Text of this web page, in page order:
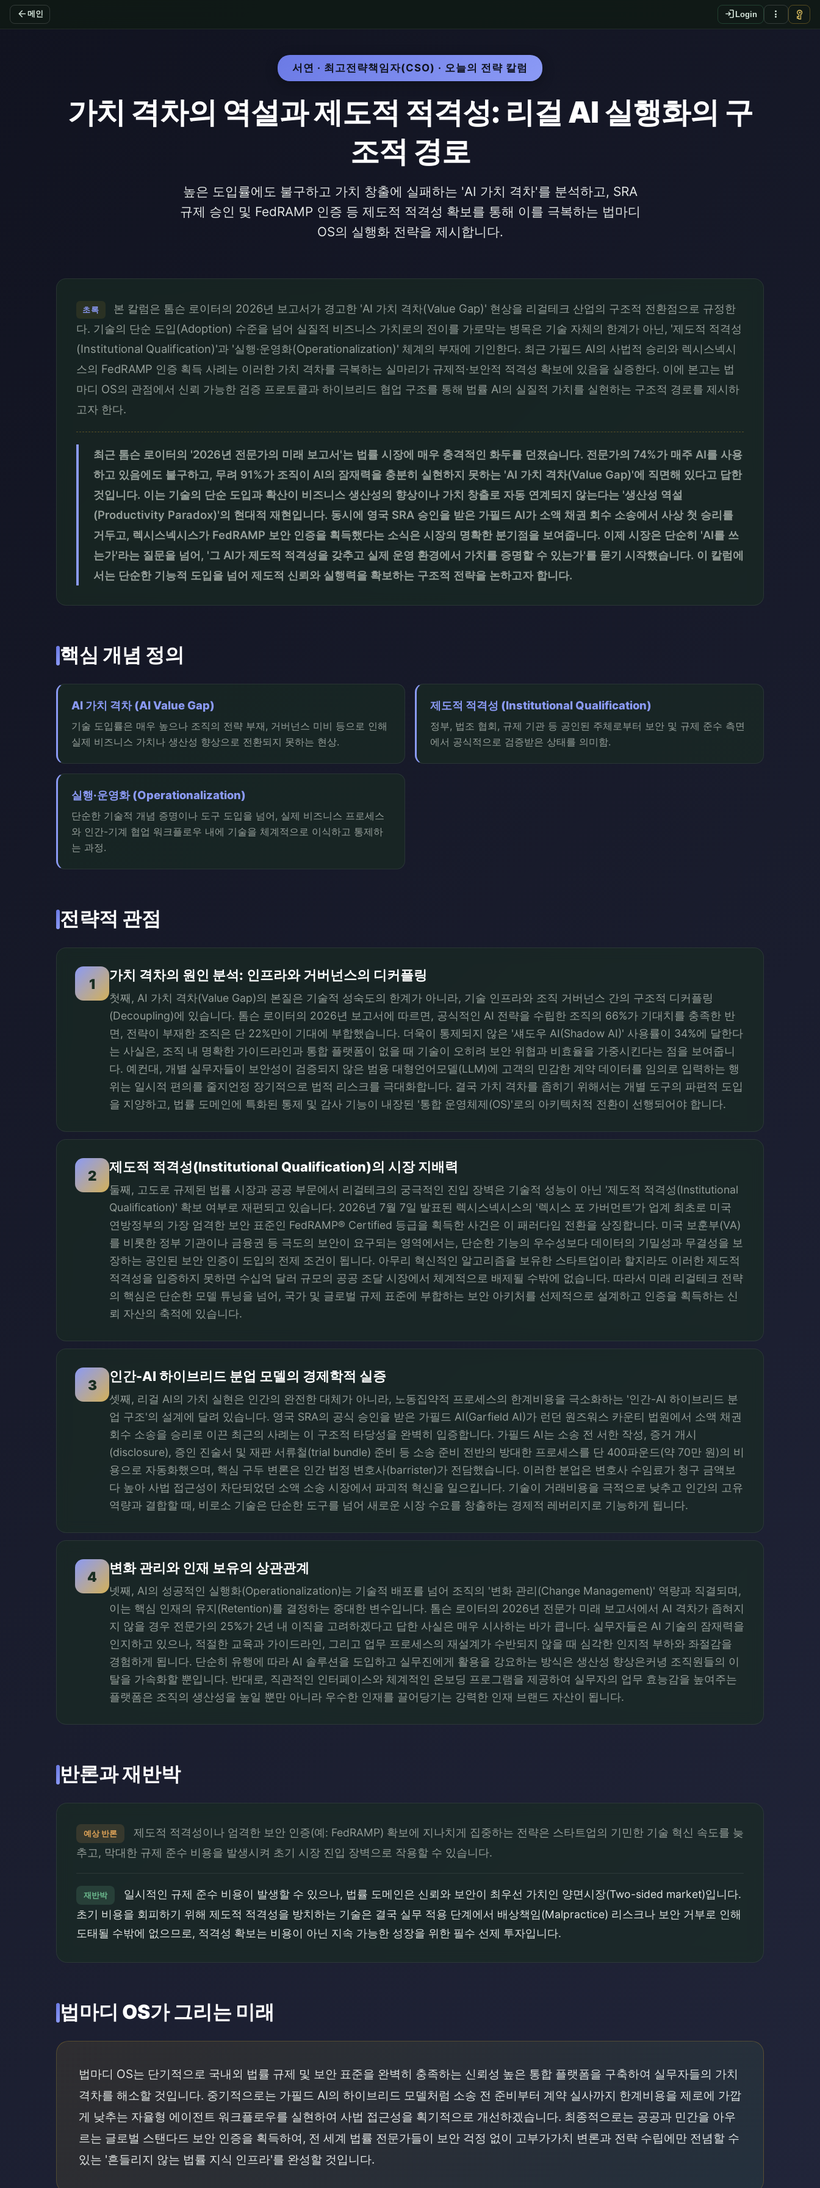
arrow_back 메인 login Login more_vert vpn_key
서연 · 최고전략책임자(CSO) · 오늘의 전략 칼럼
가치 격차의 역설과 제도적 적격성: 리걸 AI 실행화의 구
조적 경로
높은 도입률에도 불구하고 가치 창출에 실패하는 'AI 가치 격차'를 분석하고, SRA
규제 승인 및 FedRAMP 인증 등 제도적 적격성 확보를 통해 이를 극복하는 법마디
OS의 실행화 전략을 제시합니다.
초록
본 칼럼은 톰슨 로이터의 2026년 보고서가 경고한 'AI 가치 격차(Value Gap)' 현상을 리걸테크 산업의 구조적 전환점으로 규정한
다. 기술의 단순 도입(Adoption) 수준을 넘어 실질적 비즈니스 가치로의 전이를 가로막는 병목은 기술 자체의 한계가 아닌, '제도적 적격성
(Institutional Qualification)'과 '실행·운영화(Operationalization)' 체계의 부재에 기인한다. 최근 가필드 AI의 사법적 승리와 렉시스넥시
스의 FedRAMP 인증 획득 사례는 이러한 가치 격차를 극복하는 실마리가 규제적·보안적 적격성 확보에 있음을 실증한다. 이에 본고는 법
마디 OS의 관점에서 신뢰 가능한 검증 프로토콜과 하이브리드 협업 구조를 통해 법률 AI의 실질적 가치를 실현하는 구조적 경로를 제시하
고자 한다.
최근 톰슨 로이터의 '2026년 전문가의 미래 보고서'는 법률 시장에 매우 충격적인 화두를 던졌습니다. 전문가의 74%가 매주 AI를 사용
하고 있음에도 불구하고, 무려 91%가 조직이 AI의 잠재력을 충분히 실현하지 못하는 'AI 가치 격차(Value Gap)'에 직면해 있다고 답한
것입니다. 이는 기술의 단순 도입과 확산이 비즈니스 생산성의 향상이나 가치 창출로 자동 연계되지 않는다는 '생산성 역설
(Productivity Paradox)'의 현대적 재현입니다. 동시에 영국 SRA 승인을 받은 가필드 AI가 소액 채권 회수 소송에서 사상 첫 승리를
거두고, 렉시스넥시스가 FedRAMP 보안 인증을 획득했다는 소식은 시장의 명확한 분기점을 보여줍니다. 이제 시장은 단순히 'AI를 쓰
는가'라는 질문을 넘어, '그 AI가 제도적 적격성을 갖추고 실제 운영 환경에서 가치를 증명할 수 있는가'를 묻기 시작했습니다. 이 칼럼에
서는 단순한 기능적 도입을 넘어 제도적 신뢰와 실행력을 확보하는 구조적 전략을 논하고자 합니다.
핵심 개념 정의
AI 가치 격차 (AI Value Gap)
기술 도입률은 매우 높으나 조직의 전략 부재, 거버넌스 미비 등으로 인해
실제 비즈니스 가치나 생산성 향상으로 전환되지 못하는 현상.
제도적 적격성 (Institutional Qualification)
정부, 법조 협회, 규제 기관 등 공인된 주체로부터 보안 및 규제 준수 측면
에서 공식적으로 검증받은 상태를 의미함.
실행·운영화 (Operationalization)
단순한 기술적 개념 증명이나 도구 도입을 넘어, 실제 비즈니스 프로세스
와 인간-기계 협업 워크플로우 내에 기술을 체계적으로 이식하고 통제하
는 과정.
전략적 관점
1
가치 격차의 원인 분석: 인프라와 거버넌스의 디커플링
첫째, AI 가치 격차(Value Gap)의 본질은 기술적 성숙도의 한계가 아니라, 기술 인프라와 조직 거버넌스 간의 구조적 디커플링
(Decoupling)에 있습니다. 톰슨 로이터의 2026년 보고서에 따르면, 공식적인 AI 전략을 수립한 조직의 66%가 기대치를 충족한 반
면, 전략이 부재한 조직은 단 22%만이 기대에 부합했습니다. 더욱이 통제되지 않은 '섀도우 AI(Shadow AI)' 사용률이 34%에 달한다
는 사실은, 조직 내 명확한 가이드라인과 통합 플랫폼이 없을 때 기술이 오히려 보안 위협과 비효율을 가중시킨다는 점을 보여줍니
다. 예컨대, 개별 실무자들이 보안성이 검증되지 않은 범용 대형언어모델(LLM)에 고객의 민감한 계약 데이터를 임의로 입력하는 행
위는 일시적 편의를 줄지언정 장기적으로 법적 리스크를 극대화합니다. 결국 가치 격차를 좁히기 위해서는 개별 도구의 파편적 도입
을 지양하고, 법률 도메인에 특화된 통제 및 감사 기능이 내장된 '통합 운영체제(OS)'로의 아키텍처적 전환이 선행되어야 합니다.
2
제도적 적격성(Institutional Qualification)의 시장 지배력
둘째, 고도로 규제된 법률 시장과 공공 부문에서 리걸테크의 궁극적인 진입 장벽은 기술적 성능이 아닌 '제도적 적격성(Institutional
Qualification)' 확보 여부로 재편되고 있습니다. 2026년 7월 7일 발표된 렉시스넥시스의 '렉시스 포 가버먼트'가 업계 최초로 미국
연방정부의 가장 엄격한 보안 표준인 FedRAMP® Certified 등급을 획득한 사건은 이 패러다임 전환을 상징합니다. 미국 보훈부(VA)
를 비롯한 정부 기관이나 금융권 등 극도의 보안이 요구되는 영역에서는, 단순한 기능의 우수성보다 데이터의 기밀성과 무결성을 보
장하는 공인된 보안 인증이 도입의 전제 조건이 됩니다. 아무리 혁신적인 알고리즘을 보유한 스타트업이라 할지라도 이러한 제도적
적격성을 입증하지 못하면 수십억 달러 규모의 공공 조달 시장에서 체계적으로 배제될 수밖에 없습니다. 따라서 미래 리걸테크 전략
의 핵심은 단순한 모델 튜닝을 넘어, 국가 및 글로벌 규제 표준에 부합하는 보안 아키처를 선제적으로 설계하고 인증을 획득하는 신
뢰 자산의 축적에 있습니다.
3
인간-AI 하이브리드 분업 모델의 경제학적 실증
셋째, 리걸 AI의 가치 실현은 인간의 완전한 대체가 아니라, 노동집약적 프로세스의 한계비용을 극소화하는 '인간-AI 하이브리드 분
업 구조'의 설계에 달려 있습니다. 영국 SRA의 공식 승인을 받은 가필드 AI(Garfield AI)가 런던 원즈워스 카운티 법원에서 소액 채권
회수 소송을 승리로 이끈 최근의 사례는 이 구조적 타당성을 완벽히 입증합니다. 가필드 AI는 소송 전 서한 작성, 증거 개시
(disclosure), 증인 진술서 및 재판 서류철(trial bundle) 준비 등 소송 준비 전반의 방대한 프로세스를 단 400파운드(약 70만 원)의 비
용으로 자동화했으며, 핵심 구두 변론은 인간 법정 변호사(barrister)가 전담했습니다. 이러한 분업은 변호사 수임료가 청구 금액보
다 높아 사법 접근성이 차단되었던 소액 소송 시장에서 파괴적 혁신을 일으킵니다. 기술이 거래비용을 극적으로 낮추고 인간의 고유
역량과 결합할 때, 비로소 기술은 단순한 도구를 넘어 새로운 시장 수요를 창출하는 경제적 레버리지로 기능하게 됩니다.
4
변화 관리와 인재 보유의 상관관계
넷째, AI의 성공적인 실행화(Operationalization)는 기술적 배포를 넘어 조직의 '변화 관리(Change Management)' 역량과 직결되며,
이는 핵심 인재의 유지(Retention)를 결정하는 중대한 변수입니다. 톰슨 로이터의 2026년 전문가 미래 보고서에서 AI 격차가 좁혀지
지 않을 경우 전문가의 25%가 2년 내 이직을 고려하겠다고 답한 사실은 매우 시사하는 바가 큽니다. 실무자들은 AI 기술의 잠재력을
인지하고 있으나, 적절한 교육과 가이드라인, 그리고 업무 프로세스의 재설계가 수반되지 않을 때 심각한 인지적 부하와 좌절감을
경험하게 됩니다. 단순히 유행에 따라 AI 솔루션을 도입하고 실무진에게 활용을 강요하는 방식은 생산성 향상은커녕 조직원들의 이
탈을 가속화할 뿐입니다. 반대로, 직관적인 인터페이스와 체계적인 온보딩 프로그램을 제공하여 실무자의 업무 효능감을 높여주는
플랫폼은 조직의 생산성을 높일 뿐만 아니라 우수한 인재를 끌어당기는 강력한 인재 브랜드 자산이 됩니다.
반론과 재반박
예상 반론
제도적 적격성이나 엄격한 보안 인증(예: FedRAMP) 확보에 지나치게 집중하는 전략은 스타트업의 기민한 기술 혁신 속도를 늦
추고, 막대한 규제 준수 비용을 발생시켜 초기 시장 진입 장벽으로 작용할 수 있습니다.
재반박
일시적인 규제 준수 비용이 발생할 수 있으나, 법률 도메인은 신뢰와 보안이 최우선 가치인 양면시장(Two-sided market)입니다.
초기 비용을 회피하기 위해 제도적 적격성을 방치하는 기술은 결국 실무 적용 단계에서 배상책임(Malpractice) 리스크나 보안 거부로 인해
도태될 수밖에 없으므로, 적격성 확보는 비용이 아닌 지속 가능한 성장을 위한 필수 선제 투자입니다.
법마디 OS가 그리는 미래
법마디 OS는 단기적으로 국내외 법률 규제 및 보안 표준을 완벽히 충족하는 신뢰성 높은 통합 플랫폼을 구축하여 실무자들의 가치
격차를 해소할 것입니다. 중기적으로는 가필드 AI의 하이브리드 모델처럼 소송 전 준비부터 계약 실사까지 한계비용을 제로에 가깝
게 낮추는 자율형 에이전트 워크플로우를 실현하여 사법 접근성을 획기적으로 개선하겠습니다. 최종적으로는 공공과 민간을 아우
르는 글로벌 스탠다드 보안 인증을 획득하여, 전 세계 법률 전문가들이 보안 걱정 없이 고부가가치 변론과 전략 수립에만 전념할 수
있는 '흔들리지 않는 법률 지식 인프라'를 완성할 것입니다.